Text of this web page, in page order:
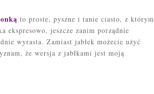
to proste, pyszne i tanie ciasto, z którym
ekspresowo, jeszcze zanim porządnie
wyrasta. Zamiast jabłek możecie użyć
że wersja z jabłkami jest moją